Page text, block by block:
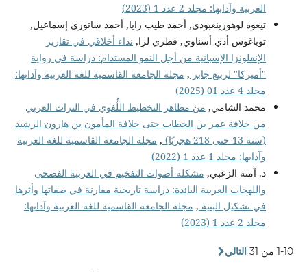
العربية وآدابها: مجلد 2 عدد 1 (2023)
تيغوه لوهورينغبودي, أحمد طيب رايا, أحمد ساتوري إسماعيل,
توباغوس أدي أسناوي, فطري لزا, نداء أخلاقي في تقارير
الإنفلونزا الإسبانية من أجل النمو المستدام: دراسة في رواية
"أميركا" لربيع جابر , مجلة الجامعة القاسمية للغة العربية وآدابها:
مجلد 4 عدد 01 (2025)
محمد الشامي, من مظاهر التخطيط اللُّغوي في التراث العربي
من خلافة عمر بن الخطاب حتى خلافة المأمون بن هارون الرشيد
(سنة 13 حتى 218 هجريًا)
, مجلة الجامعة القاسمية للغة العربية
وآدابها: مجلد 1 عدد 1 (2022)
د. آمنة الزعبي, مشكلة أصوات التفخيم في العربية الفصحى
واللهجات العربية البائدة: دراسة تاريخية مقارنة في صفاتها وأثرها
في تشكيل البنية , مجلة الجامعة القاسمية للغة العربية وآدابها:
مجلد 2 عدد 1 (2023)
1-10 من 31 التالي